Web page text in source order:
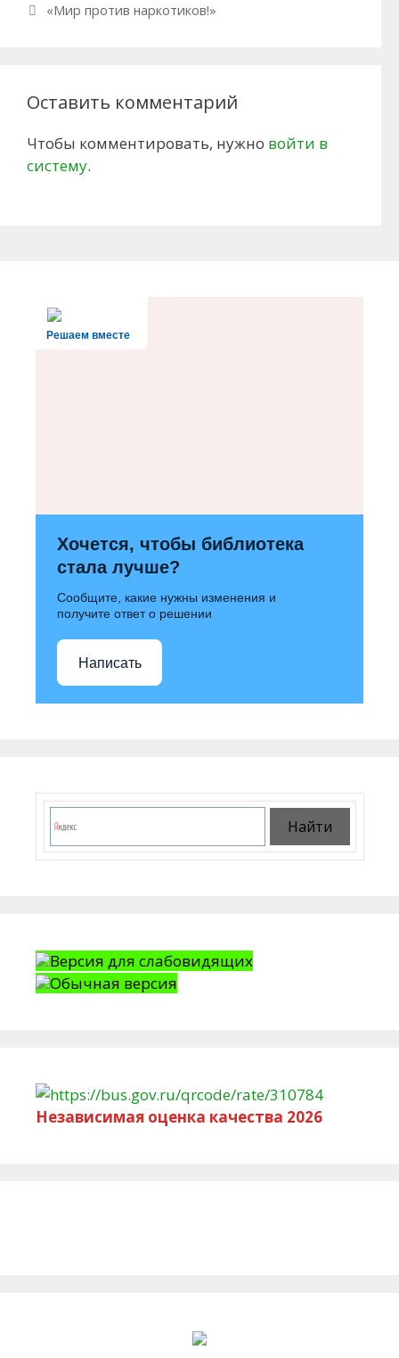
«Мир против наркотиков!»
Оставить комментарий
Чтобы комментировать, нужно войти в
систему.
Решаем вместе
Хочется, чтобы библиотека
стала лучше?
Сообщите, какие нужны изменения и
получите ответ о решении
Написать
Версия для слабовидящих
Обычная версия
Независимая оценка качества 2026